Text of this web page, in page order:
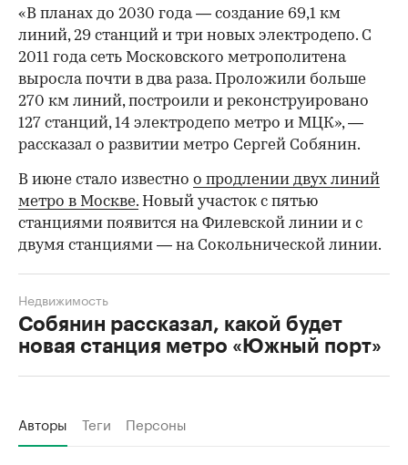
«В планах до 2030 года — создание 69,1 км
линий, 29 станций и три новых электродепо. С
2011 года сеть Московского метрополитена
выросла почти в два раза. Проложили больше
270 км линий, построили и реконструировано
127 станций, 14 электродепо метро и МЦК», —
рассказал о развитии метро Сергей Собянин.
В июне стало известно о продлении двух линий
метро в Москве. Новый участок с пятью
станциями появится на Филевской линии и с
двумя станциями — на Сокольнической линии.
Собянин рассказал, какой будет
новая станция метро «Южный порт»
Недвижимость
Авторы Теги Персоны